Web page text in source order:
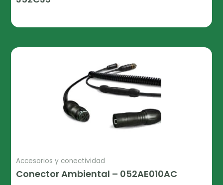
Accesorios y conectividad
Conector Ambiental – 052AE010AC